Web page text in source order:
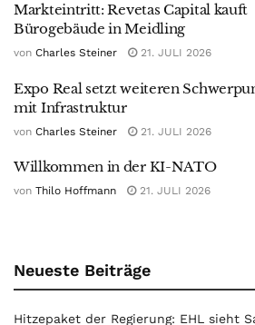
Markteintritt: Revetas Capital kauft
Bürogebäude in Meidling
von Charles Steiner 21. JULI 2026
Expo Real setzt weiteren
mit Infrastruktur
von Charles Steiner 21. JULI 2026
Willkommen in der KI-NATO
von Thilo Hoffmann 21. JULI 2026
Neueste Beiträge
Hitzepaket der Regierung: EHL sieht